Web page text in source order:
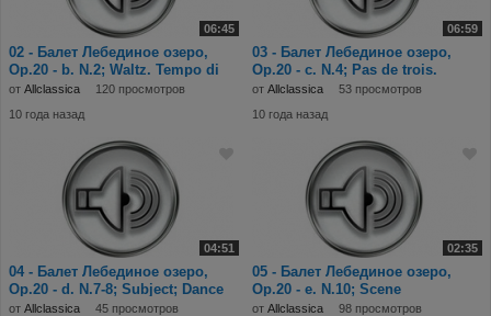
06:45
02 - Балет Лебединое озеро,
Op.20 - b. N.2; Waltz. Tempo di
Valse.mp3
от Allclassica
120 просмотров
10 года назад
06:59
03 - Балет Лебединое озеро,
Op.20 - c. N.4; Pas de trois.
Intrada (all
от Allclassica
53 просмотров
10 года назад
04:51
04 - Балет Лебединое озеро,
Op.20 - d. N.7-8; Subject; Dance
With The
от Allclassica
45 просмотров
02:35
05 - Балет Лебединое озеро,
Op.20 - e. N.10; Scene
(Moderato).mp3
от Allclassica
98 просмотров